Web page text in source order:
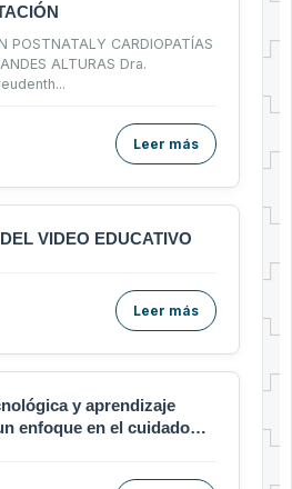
POSTNATALY CARDIOPATÍAS
ALTURAS Dra.
...
Leer más
VIDEO EDUCATIVO
Leer más
y aprendizaje
enfoque en el cuidado